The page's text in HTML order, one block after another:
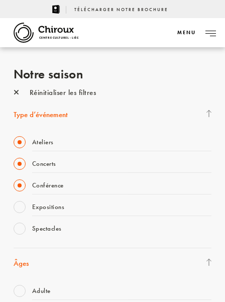
TÉLÉCHARGER NOTRE BROCHURE
CENTRE CULTUREL - LIÈGE
MENU
Notre saison
Réinitialiser les filtres
Type d’événement
Ateliers
Concerts
Conférence
Expositions
Spectacles
Âges
Adulte